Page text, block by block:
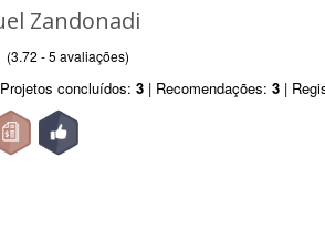
Zandonadi
(3.72 - 5 avaliações)
concluídos: 3 | Recomendações: 3 |